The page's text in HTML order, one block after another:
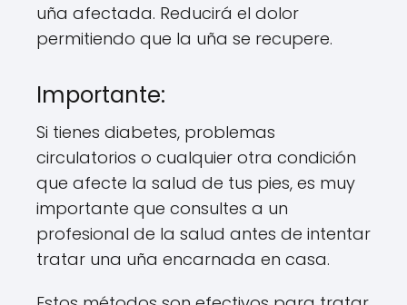
uña afectada. Reducirá el dolor
permitiendo que la uña se recupere.
Importante:
Si tienes diabetes, problemas
circulatorios o cualquier otra condición
que afecte la salud de tus pies, es muy
importante que consultes a un
profesional de la salud antes de intentar
tratar una uña encarnada en casa.